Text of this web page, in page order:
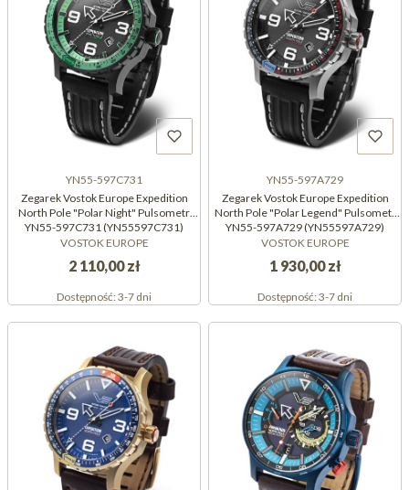
YN55-597C731
Zegarek Vostok Europe Expedition
North Pole "Polar Night" Pulsometr
YN55-597C731 (YN55597C731)
VOSTOK EUROPE
2 110,00 zł
Dostępność:3-7 dni
YN55-597A729
Zegarek Vostok Europe Expedition
North Pole "Polar Legend" Pulsometr
YN55-597A729 (YN55597A729)
VOSTOK EUROPE
1 930,00 zł
Dostępność:3-7 dni